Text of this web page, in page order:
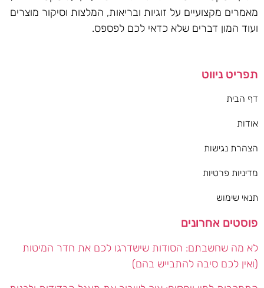
מאמרים מקצועיים על זוגיות ובריאות, המלצות וסיקור מוצרים
ועוד המון דברים שלא כדאי לכם לפספס.
תפריט ניווט
דף הבית
אודות
הצהרת נגישות
מדיניות פרטיות
תנאי שימוש
פוסטים אחרונים
לא מה שחשבתם: הסודות שישדרגו לכם את חדר המיטות
(ואין לכם סיבה להתבייש בהם)